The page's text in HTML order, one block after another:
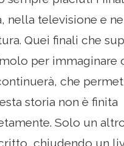
nella televisione e
Quei finali che
per immaginare
che
storia non è finita
Solo un
chiudendo un